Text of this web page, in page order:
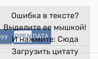
OPEN DATA
Ошибка в тексте?
Выделите ее мышкой!
И нажмите: Сюда
Загрузить цитату